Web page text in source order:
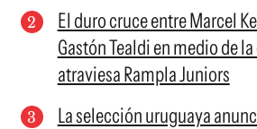
El duro cruce entre Marcel
Gastón Tealdi en medio de
atraviesa Rampla Juniors
La selección uruguaya